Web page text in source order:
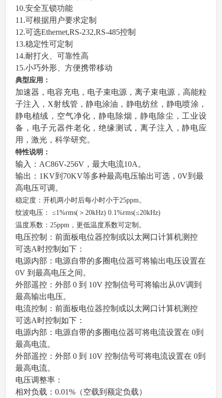
10.安全互锁功能
11.可根据用户要求定制
12.可选Ethernet,RS-232,RS-485控制
13.稳定性可定制
14.耐打火、可靠性高
15.小巧外形、方便携带移动
典型应用：
加速器，电容充电，电子束电源，离子束电源，高能粒
子注入，X射线管，静电涂油，静电纺丝，静电喷涂，
静电植绒，空气净化，静电除烟，静电除尘，工业设
备，电子元器件老化，绝缘测试，离子注入，静电应
用，激光，科学研究。
特性说明：
输入：AC86V-256V，最大电流10A。
输出：1KV到70KV等多种最高电压输出可选，0V到最
高电压可调。
稳定度：开机两小时后每小时小于25ppm。
纹波电压： ≤1%rms(＞20kHz) 0.1%rms(≤20kHz)
温度系数：25ppm，更低温度系数可定制。
电压控制：前面板电位器控制或以太网口计算机测控
可选A时控制如下：
电源内部：电源自带的多圈电位器可将输出电压设置在
0V 到最高电压之间。
外部遥控：外部 0 到 10V 控制信号可将输出从0V调到
最高输出电压。
电流控制：前面板电位器控制或以太网口计算机测控
可选A时控制如下：
电源内部：电源自带的多圈电位器可将电流设置在 0到
最高电流。
外部遥控：外部 0 到 10V 控制信号可将电流设置在 0到
最高电流。
电压调整率：
相对负载：0.01%（空载到额定负载）